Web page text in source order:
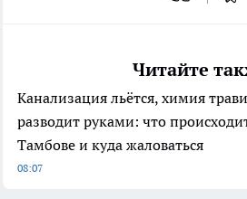
Читайте
Канализация льётся, химия
разводит руками: что
Тамбове и куда жаловаться
08:07